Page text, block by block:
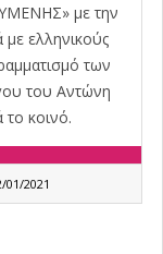
με την
ελληνικούς
των
του Αντώνη
το κοινό.
01/2021